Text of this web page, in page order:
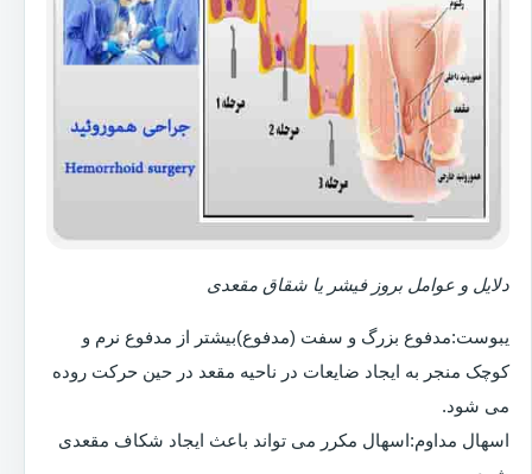
دلایل و عوامل بروز فیشر یا شقاق مقعدی
یبوست:مدفوع بزرگ و سفت (مدفوع)بیشتر از مدفوع نرم و
کوچک منجر به ایجاد ضایعات در ناحیه مقعد در حین حرکت روده
می شود.
اسهال مداوم:اسهال مکرر می تواند باعث ایجاد شکاف مقعدی